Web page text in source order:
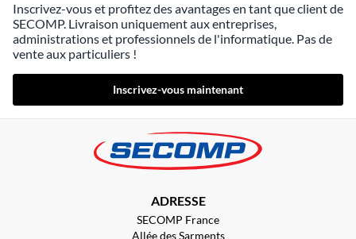
Inscrivez-vous et profitez des avantages en tant que client de
SECOMP. Livraison uniquement aux entreprises,
administrations et professionnels de l'informatique. Pas de
vente aux particuliers !
Inscrivez-vous maintenant
ADRESSE
SECOMP France
Allée des Sarments